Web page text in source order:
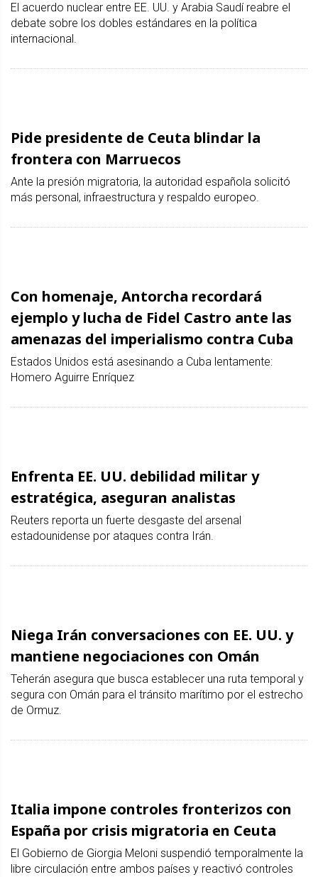
El acuerdo nuclear entre EE. UU. y Arabia Saudí reabre el
debate sobre los dobles estándares en la política
internacional.
Pide presidente de Ceuta blindar la
frontera con Marruecos
Ante la presión migratoria, la autoridad española solicitó
más personal, infraestructura y respaldo europeo.
Con homenaje, Antorcha recordará
ejemplo y lucha de Fidel Castro ante las
amenazas del imperialismo contra Cuba
Estados Unidos está asesinando a Cuba lentamente:
Homero Aguirre Enríquez
Enfrenta EE. UU. debilidad militar y
estratégica, aseguran analistas
Reuters reporta un fuerte desgaste del arsenal
estadounidense por ataques contra Irán.
Niega Irán conversaciones con EE. UU. y
mantiene negociaciones con Omán
Teherán asegura que busca establecer una ruta temporal y
segura con Omán para el tránsito marítimo por el estrecho
de Ormuz.
Italia impone controles fronterizos con
España por crisis migratoria en Ceuta
El Gobierno de Giorgia Meloni suspendió temporalmente la
libre circulación entre ambos países y reactivó controles